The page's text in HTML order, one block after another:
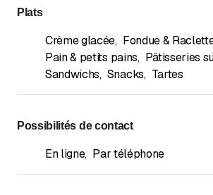
Plats
Crème glacée, Fondue &
Pain & petits pains, Pâtisseries
Sandwichs, Snacks, Tartes
Possibilités de contact
En ligne, Par téléphone